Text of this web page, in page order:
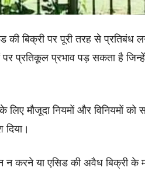
की बिक्री पर पूरी तरह से प्रतिबंध
प्रतिकूल प्रभाव पड़ सकता है
लिए मौजूदा नियमों और विनियमों
न करने या एसिड की अवैध बिक्री के